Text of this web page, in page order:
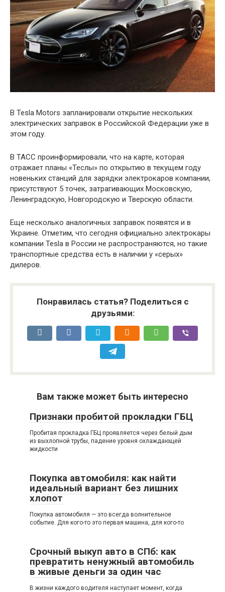
В Tesla Motors запланировали открытие нескольких
электрических заправок в Российской Федерации уже в
этом году.
В ТАСС проинформировали, что на карте, которая
отражает планы «Теслы» по открытию в текущем году
новеньких станций для зарядки электрокаров компании,
присутствуют 5 точек, затрагивающих Московскую,
Ленинградскую, Новгородскую и Тверскую области.
Еще несколько аналогичных заправок появятся и в
Украине. Отметим, что сегодня официально электрокары
компании Tesla в России не распространяются, но такие
транспортные средства есть в наличии у «серых»
дилеров.
Понравилась статья? Поделиться с
друзьями:
Вам также может быть интересно
Признаки пробитой прокладки ГБЦ
Пробитая прокладка ГБЦ проявляется через белый дым
из выхлопной трубы, падение уровня охлаждающей
жидкости
Покупка автомобиля: как найти
идеальный вариант без лишних
хлопот
Покупка автомобиля — это всегда волнительное
событие. Для кого-то это первая машина, для кого-то
Срочный выкуп авто в СПб: как
превратить ненужный автомобиль
в живые деньги за один час
В жизни каждого водителя наступает момент, когда